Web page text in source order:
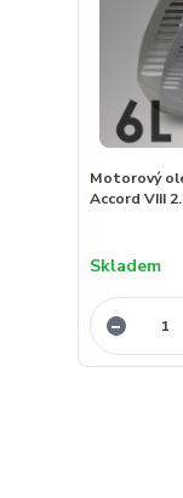
Motorový
Accord VIII
Skladem